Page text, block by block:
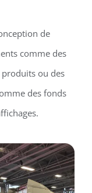
de
comme des
produits ou des
des fonds